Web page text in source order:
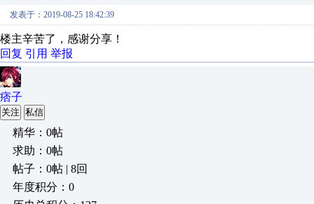
发表于：2019-08-25 18:42:39
楼主辛苦了，感谢分享！
回复 引用 举报
痞子
关注 私信
精华：0帖
求助：0帖
帖子：0帖 | 8回
年度积分：0